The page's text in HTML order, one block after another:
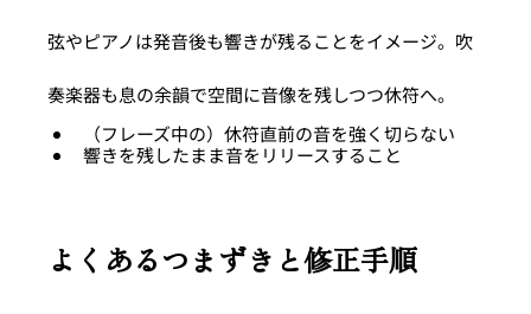
弦やピアノは発音後も響きが残ることをイメージ。吹
奏楽器も息の余韻で空間に音像を残しつつ休符へ。
（フレーズ中の）休符直前の音を強く切らない
響きを残したまま音をリリースすること
よくあるつまずきと修正手順